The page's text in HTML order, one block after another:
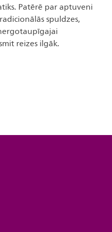
Patērē par aptuveni
spuldzes,
reizes ilgāk.